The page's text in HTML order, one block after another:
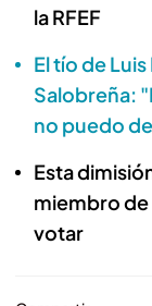
la RFEF
El tío de
Salobreña:
no puedo
Esta
miembro de
votar